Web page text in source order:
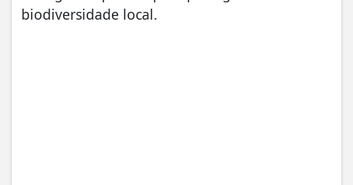
biodiversidade local.